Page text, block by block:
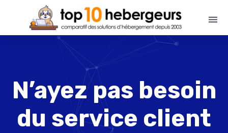
N’ayez pas besoin
du service client